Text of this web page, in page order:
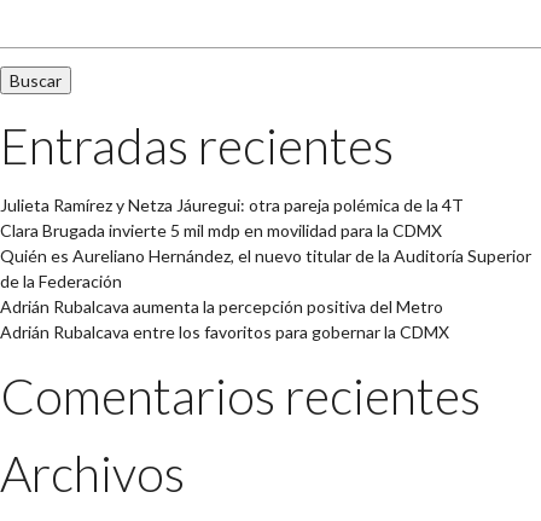
Entradas recientes
Julieta Ramírez y Netza Jáuregui: otra pareja polémica de la 4T
Clara Brugada invierte 5 mil mdp en movilidad para la CDMX
Quién es Aureliano Hernández, el nuevo titular de la Auditoría Superior
de la Federación
Adrián Rubalcava aumenta la percepción positiva del Metro
Adrián Rubalcava entre los favoritos para gobernar la CDMX
Comentarios recientes
Archivos